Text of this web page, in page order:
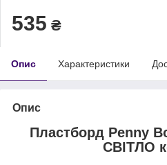
535 ₴
Опис Характеристики
Опис
Пластборд Penny
СВІТЛО